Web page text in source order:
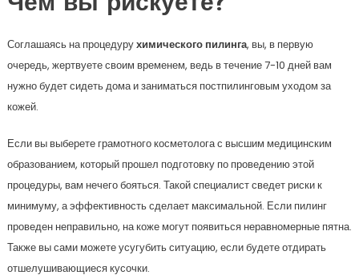
Соглашаясь на процедурухимического пилинга, вы, в первую
очередь, жертвуете своим временем, ведь в течение 7-10 дней вам
нужно будет сидеть дома и заниматься постпилинговым уходом за
кожей.
Если вы выберете грамотного косметолога с высшим медицинским
образованием, который прошел подготовку по проведению этой
процедуры, вам нечего бояться. Такой специалист сведет риски к
минимуму, а эффективность сделает максимальной. Если пилинг
проведен неправильно, на коже могут появиться неравномерные пятна.
Также вы сами можете усугубить ситуацию, если будете отдирать
отшелушивающиеся кусочки.